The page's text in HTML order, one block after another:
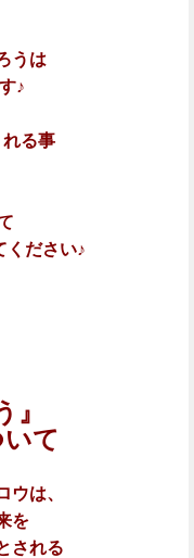
うは
♪
る事
ください♪
』
て
ウは、
を
される